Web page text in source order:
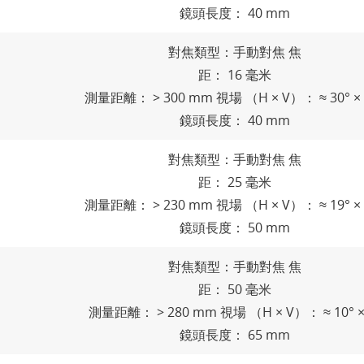
鏡頭長度： 40 mm
對焦類型：手動對焦 焦
距： 16 毫米
測量距離： > 300 mm 視場 （H × V）： ≈ 30° ×
鏡頭長度： 40 mm
對焦類型：手動對焦 焦
距： 25 毫米
測量距離： > 230 mm 視場 （H × V）： ≈ 19° ×
鏡頭長度： 50 mm
對焦類型：手動對焦 焦
距： 50 毫米
測量距離： > 280 mm 視場 （H × V）： ≈ 10°
鏡頭長度： 65 mm